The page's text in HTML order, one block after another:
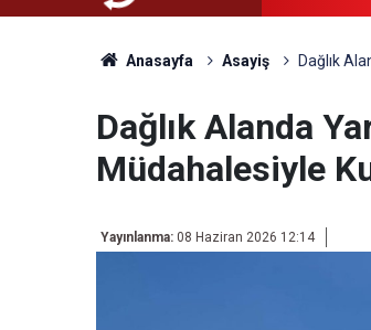
Anasayfa Asayiş Dağlık
Dağlık Alanda
Müdahalesiyle
Yayınlanma: 08 Haziran 2026 12:14